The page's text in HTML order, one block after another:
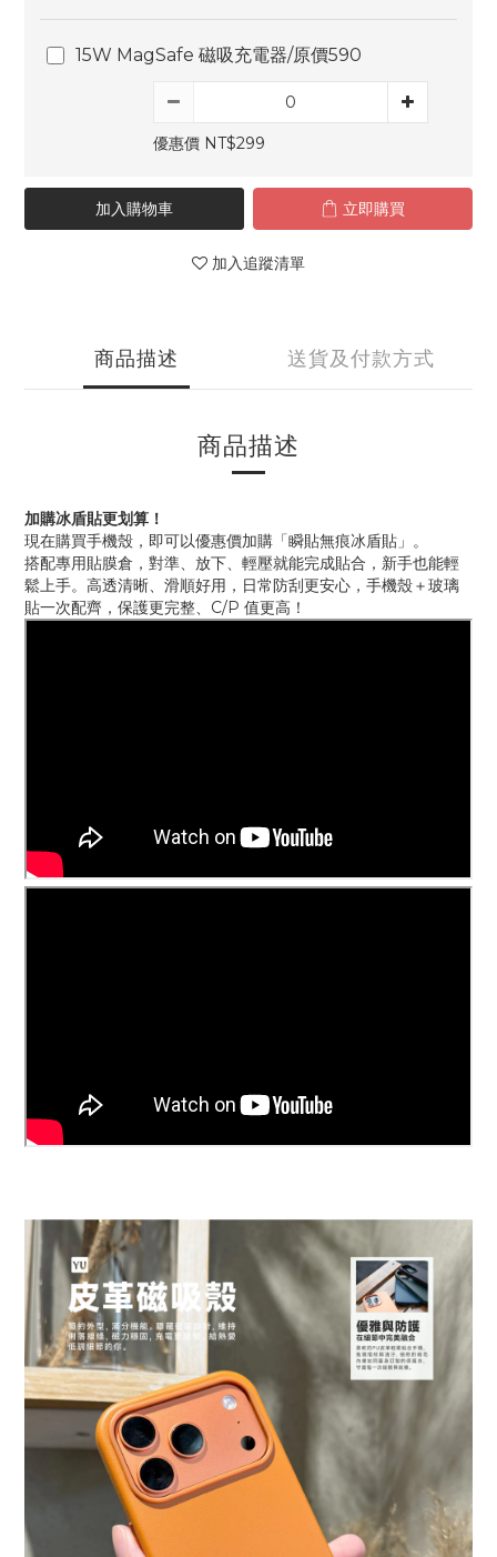
15W MagSafe 磁吸充電器/原價590
優惠價 NT$299
加入購物車 立即購買
加入追蹤清單
商品描述 送貨及付款方式
商品描述
加購冰盾貼更划算！
現在購買手機殼，即可以優惠價加購「瞬貼無痕冰盾貼」。
搭配專用貼膜倉，對準、放下、輕壓就能完成貼合，新手也能輕
鬆上手。高透清晰、滑順好用，日常防刮更安心，手機殼＋玻璃
貼一次配齊，保護更完整、C/P 值更高！